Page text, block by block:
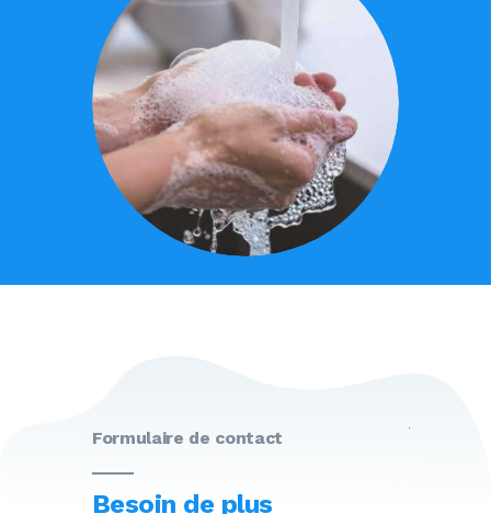
Formulaire de contact
Besoin de plus